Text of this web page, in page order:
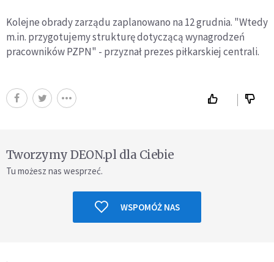
Kolejne obrady zarządu zaplanowano na 12 grudnia. "Wtedy
m.in. przygotujemy strukturę dotyczącą wynagrodzeń
pracowników PZPN" - przyznał prezes piłkarskiej centrali.
Tworzymy DEON.pl dla Ciebie
Tu możesz nas wesprzeć.
WSPOMÓŻ NAS